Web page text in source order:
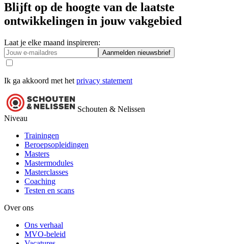
Blijft op de hoogte van de laatste
ontwikkelingen in jouw vakgebied
Laat je elke maand inspireren:
Aanmelden nieuwsbrief
Ik ga akkoord met het privacy statement
Schouten & Nelissen
Niveau
Trainingen
Beroepsopleidingen
Masters
Mastermodules
Masterclasses
Coaching
Testen en scans
Over ons
Ons verhaal
MVO-beleid